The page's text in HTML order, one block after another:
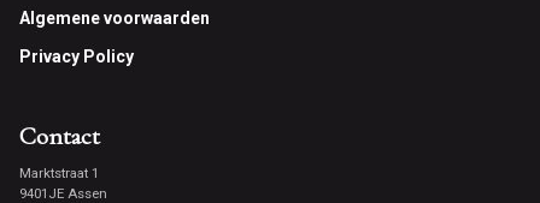
Footer
Algemene voorwaarden
Privacy Policy
Contact
Marktstraat 1
9401JE Assen